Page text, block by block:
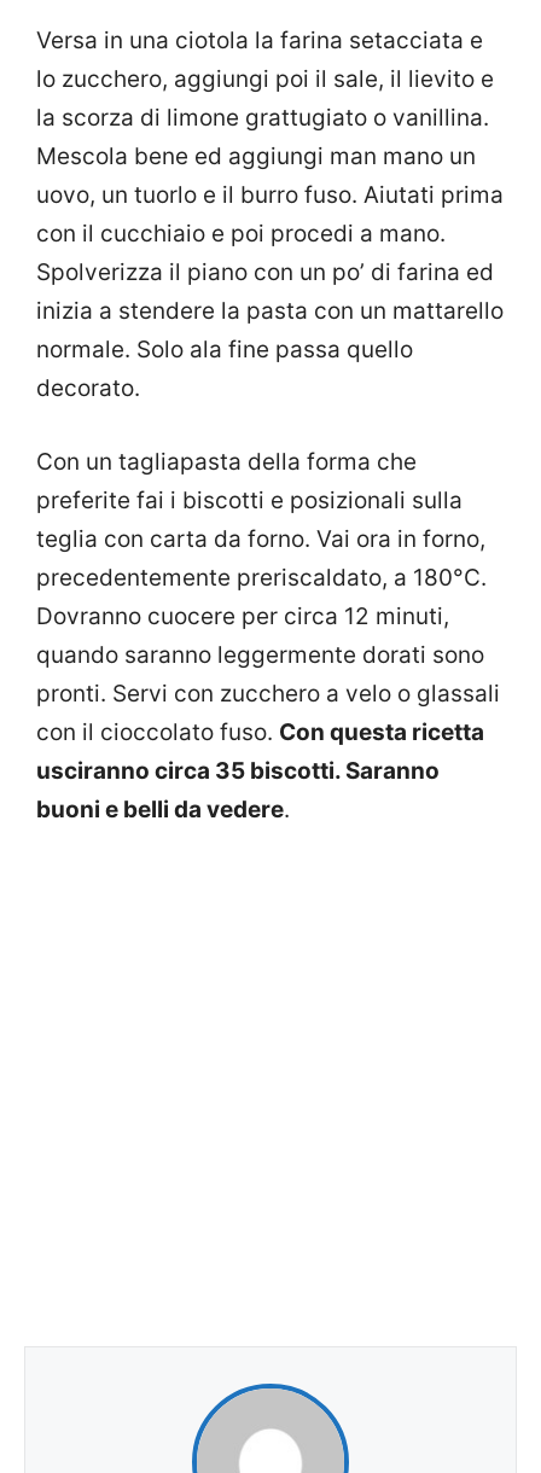
Versa in una ciotola la farina setacciata e
lo zucchero, aggiungi poi il sale, il lievito e
la scorza di limone grattugiato o vanillina.
Mescola bene ed aggiungi man mano un
uovo, un tuorlo e il burro fuso. Aiutati prima
con il cucchiaio e poi procedi a mano.
Spolverizza il piano con un po’ di farina ed
inizia a stendere la pasta con un mattarello
normale. Solo ala fine passa quello
decorato.
Con un tagliapasta della forma che
preferite fai i biscotti e posizionali sulla
teglia con carta da forno. Vai ora in forno,
precedentemente preriscaldato, a 180°C.
Dovranno cuocere per circa 12 minuti,
quando saranno leggermente dorati sono
pronti. Servi con zucchero a velo o glassali
con il cioccolato fuso. Con questa ricetta
usciranno circa 35 biscotti. Saranno
buoni e belli da vedere.